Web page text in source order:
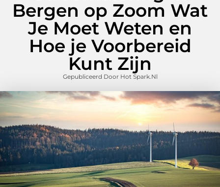
Bergen op Zoom Wat
Je Moet Weten en
Hoe je Voorbereid
Kunt Zijn
Gepubliceerd Door Hot Spark.nl